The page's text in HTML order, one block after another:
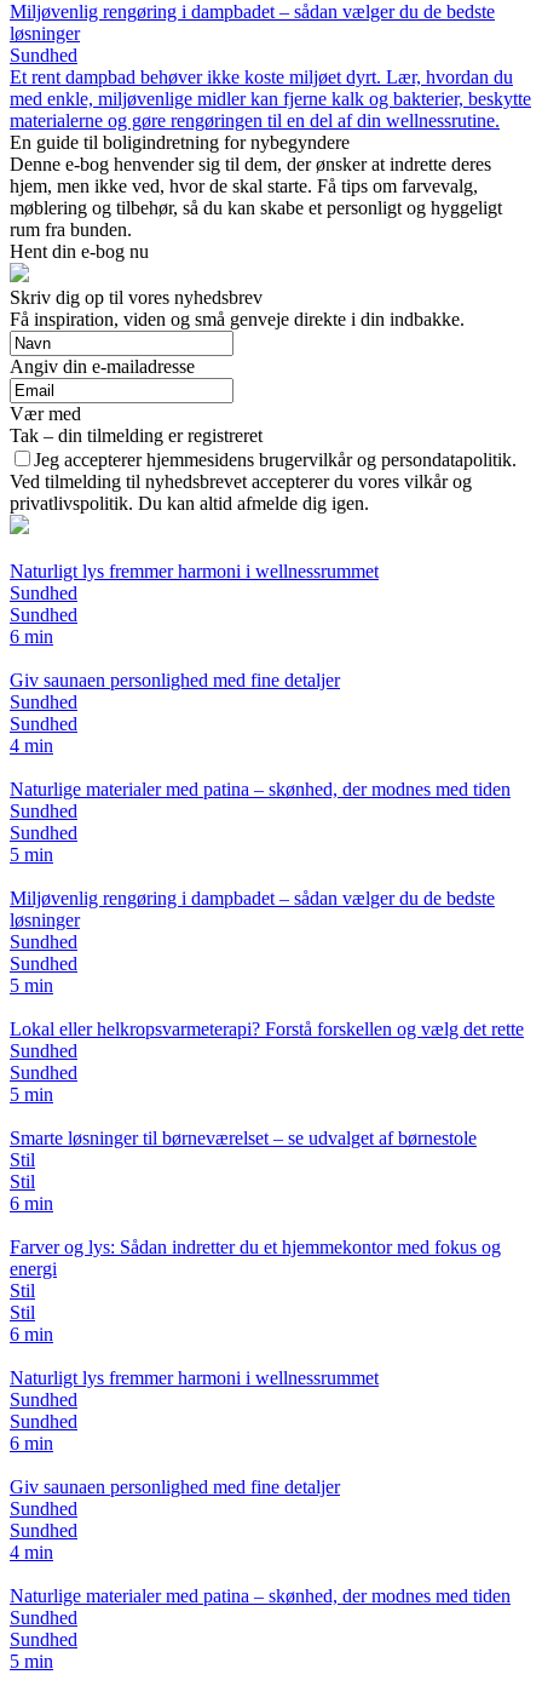
Miljøvenlig rengøring i dampbadet – sådan vælger du de bedste
løsninger
Sundhed
Et rent dampbad behøver ikke koste miljøet dyrt. Lær, hvordan du
med enkle, miljøvenlige midler kan fjerne kalk og bakterier, beskytte
materialerne og gøre rengøringen til en del af din wellnessrutine.
En guide til boligindretning for nybegyndere
Denne e-bog henvender sig til dem, der ønsker at indrette deres
hjem, men ikke ved, hvor de skal starte. Få tips om farvevalg,
møblering og tilbehør, så du kan skabe et personligt og hyggeligt
rum fra bunden.
Hent din e-bog nu
Skriv dig op til vores nyhedsbrev
Få inspiration, viden og små genveje direkte i din indbakke.
Angiv din e-mailadresse
Vær med
Tak – din tilmelding er registreret
Jeg accepterer hjemmesidens brugervilkår og persondatapolitik.
Ved tilmelding til nyhedsbrevet accepterer du vores vilkår og
privatlivspolitik. Du kan altid afmelde dig igen.
Naturligt lys fremmer harmoni i wellnessrummet
Sundhed
Sundhed
6 min
Giv saunaen personlighed med fine detaljer
Sundhed
Sundhed
4 min
Naturlige materialer med patina – skønhed, der modnes med tiden
Sundhed
Sundhed
5 min
Miljøvenlig rengøring i dampbadet – sådan vælger du de bedste
løsninger
Sundhed
Sundhed
5 min
Lokal eller helkropsvarmeterapi? Forstå forskellen og vælg det rette
Sundhed
Sundhed
5 min
Smarte løsninger til børneværelset – se udvalget af børnestole
Stil
Stil
6 min
Farver og lys: Sådan indretter du et hjemmekontor med fokus og
energi
Stil
Stil
6 min
Naturligt lys fremmer harmoni i wellnessrummet
Sundhed
Sundhed
6 min
Giv saunaen personlighed med fine detaljer
Sundhed
Sundhed
4 min
Naturlige materialer med patina – skønhed, der modnes med tiden
Sundhed
Sundhed
5 min